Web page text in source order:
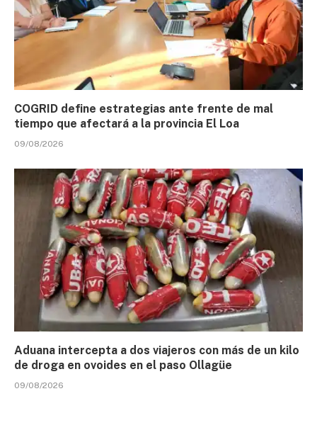
COGRID define estrategias ante frente de mal
tiempo que afectará a la provincia El Loa
09/08/2026
Aduana intercepta a dos viajeros con más de un kilo
de droga en ovoides en el paso Ollagüe
09/08/2026